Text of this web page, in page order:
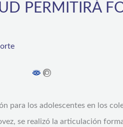
PERMITIRÁ
para los adolescentes en los
se realizó la articulación